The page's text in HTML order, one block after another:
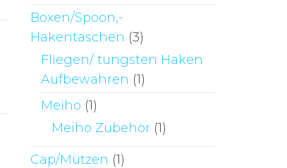
Boxen/Spoon,-
Hakentaschen (3)
Fliegen/ tungsten Haken
Aufbewahren (1)
Meiho (1)
Meiho Zubehör (1)
Cap/Mützen (1)